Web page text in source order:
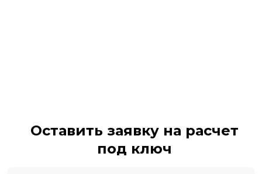
Оставить заявку на расчет
под ключ